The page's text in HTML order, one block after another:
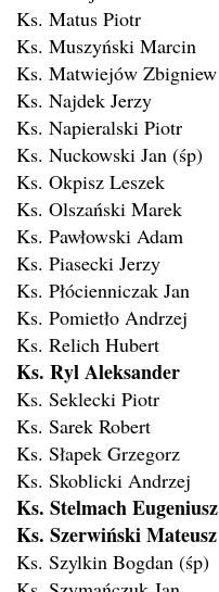
Ks. Matus Piotr
Ks. Muszyński Marcin
Ks. Matwiejów Zbigniew
Ks. Najdek Jerzy
Ks. Napieralski Piotr
Ks. Nuckowski Jan (śp)
Ks. Okpisz Leszek
Ks. Olszański Marek
Ks. Pawłowski Adam
Ks. Piasecki Jerzy
Ks. Płócienniczak Jan
Ks. Pomietło Andrzej
Ks. Relich Hubert
Ks. Ryl Aleksander
Ks. Seklecki Piotr
Ks. Sarek Robert
Ks. Słapek Grzegorz
Ks. Skoblicki Andrzej
Ks. Stelmach Eugeniusz
Ks. Szerwiński Mateusz
Ks. Szylkin Bogdan (śp)